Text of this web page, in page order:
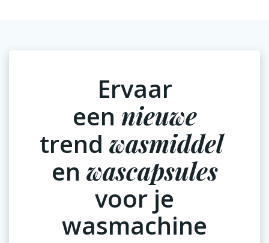
Ervaar
een nieuwe
trend wasmiddel
en wascapsules
voor je
wasmachine